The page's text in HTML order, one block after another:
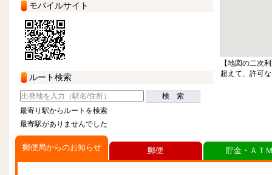
モバイルサイト
ルート検索
検 索
最寄り駅からルートを検索
最寄駅がありませんでした
【地図の二次
超えて、許可
郵便局からのお知らせ 郵便 貯金・ＡＴ